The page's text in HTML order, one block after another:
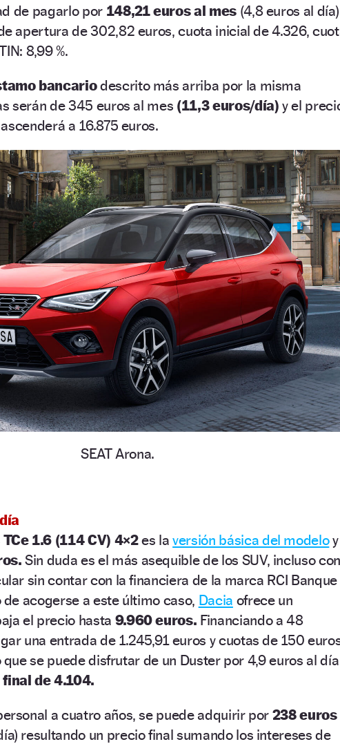
de pagarlo por 148,21 euros al mes(4,8 euros al día)
apertura de 302,82 euros, cuota inicial de 4.326,
8,99 %.
bancariodescrito más arriba por la misma
serán de 345 euros al mes (11,3 euros/día) y el
a 16.875 euros.
SEAT Arona.
1.6 (114 CV) 4×2es laversión básica del modeloy
Sin duda es el más asequible de los SUV, incluso con
sin contar con la financiera de la marca RCI Banque
de acogerse a este último caso, Dacia ofrece un
el precio hasta 9.960 euros. Financiando a 48
una entrada de 1.245,91 euros y cuotas de 150
que se puede disfrutar de un Duster por 4,9 euros al día
de 4.104.
a cuatro años, se puede adquirir por 238 euros
resultando un precio final sumando los intereses de